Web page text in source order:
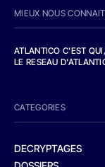
MIEUX NOUS
ATLANTICO C'EST
LE RESEAU
CATEGORIES
DECRYPTAGES